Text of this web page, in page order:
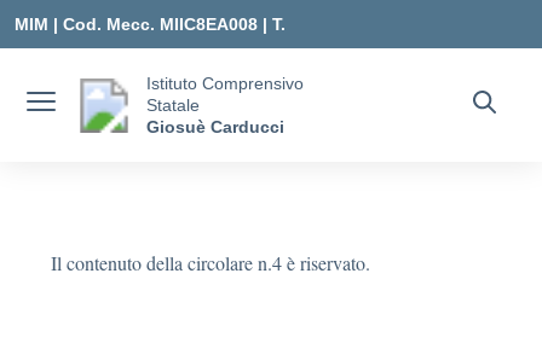
MIM | Cod. Mecc. MIIC8EA008 | T.
MIIC8EA008@ISTRUZIONE.IT
Istituto Comprensivo
Statale
Giosuè Carducci
Il contenuto della circolare n.4 è riservato.